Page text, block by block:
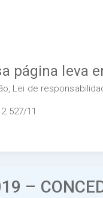
página leva
Lei de
11
–